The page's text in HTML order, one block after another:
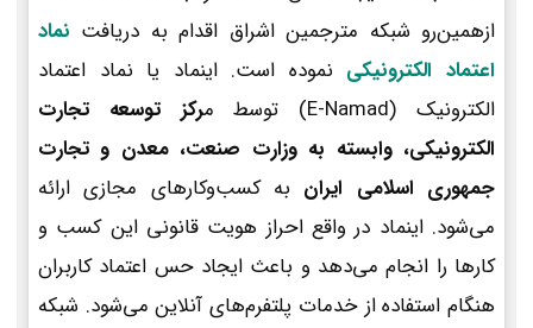
ازهمین‌رو شبکه مترجمین اشراق اقدام به دریافت نماد
اعتماد الکترونیکی نموده است. اینماد یا نماد اعتماد
الکترونیک (E-Namad) توسط م
رکز توسعه تجارت
الکترونیکی، وابسته به وزارت صنعت، معدن و تجارت
جمهوری اسلامی ایران به کسب‌وکارهای مجازی ارائه
می‌شود. اینماد در واقع احراز هویت قانونی این کسب و
کارها را انجام می‌دهد و باعث ایجاد حس اعتماد کاربران
هنگام استفاده از خدمات پلتفرم‌های آنلاین می‌شود. شبکه